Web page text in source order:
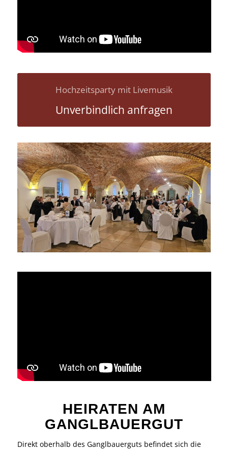
Hochzeitsparty mit Livemusik
Unverbindlich anfragen
HEIRATEN AM
GANGLBAUERGUT
Direkt oberhalb des Ganglbauerguts befindet sich die